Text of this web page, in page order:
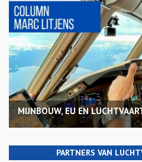
MIJNBOUW, EU EN
PARTNERS VAN